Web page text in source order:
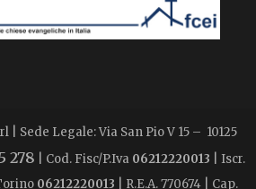
Sede Legale: Via San Pio V 15 – 10125
278 | Cod. Fisc/P.Iva 06212220013 | Iscr.
06212220013 | R.E.A. 770674 | Cap.